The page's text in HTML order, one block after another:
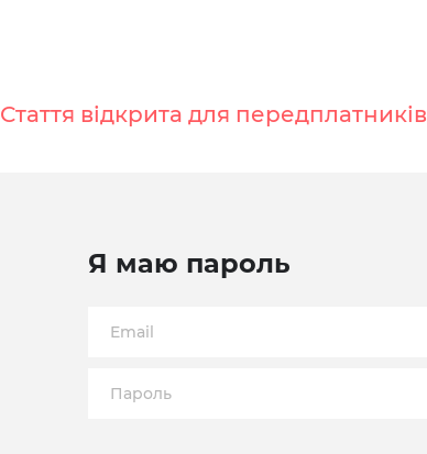
Стаття відкрита для передплатників
Я маю пароль